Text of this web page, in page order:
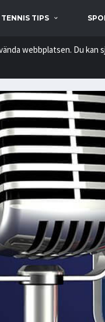
TENNIS TIPS
webbplatsen. Du